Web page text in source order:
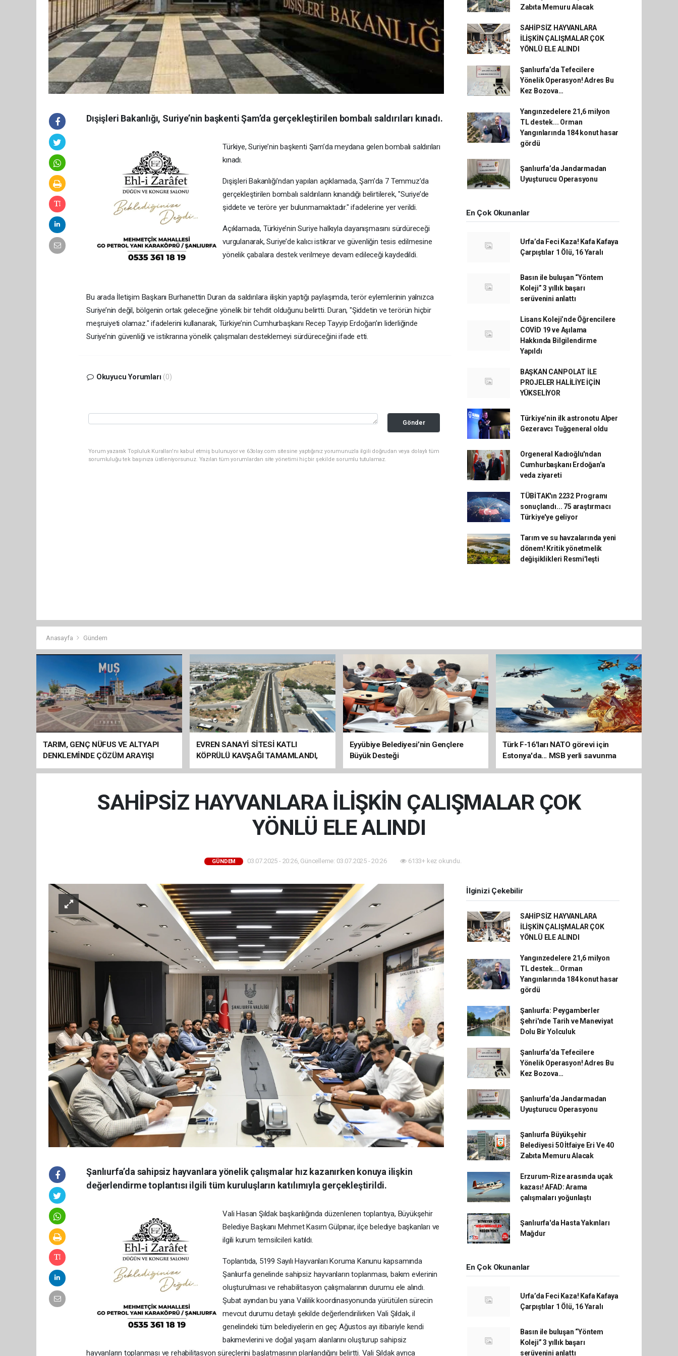
Dışişleri Bakanlığı, Suriye’nin başkenti Şam’da gerçekleştirilen bombalı saldırıları kınadı.
Türkiye, Suriye’nin başkenti Şam’da meydana gelen bombalı saldırıları
kınadı.
Dışişleri Bakanlığı'ndan yapılan açıklamada, Şam’da 7 Temmuz’da
gerçekleştirilen bombalı saldırıların kınandığı belirtilerek, "Suriye’de
şiddete ve teröre yer bulunmamaktadır." ifadelerine yer verildi.
Açıklamada, Türkiye’nin Suriye halkıyla dayanışmasını sürdüreceği
vurgulanarak, Suriye’de kalıcı istikrar ve güvenliğin tesis edilmesine
yönelik çabalara destek verilmeye devam edileceği kaydedildi.
Bu arada İletişim Başkanı Burhanettin Duran da saldırılara ilişkin yaptığı paylaşımda, terör eylemlerinin yalnızca
Suriye’nin değil, bölgenin ortak geleceğine yönelik bir tehdit olduğunu belirtti. Duran, "Şiddetin ve terörün hiçbir
meşruiyeti olamaz." ifadelerini kullanarak, Türkiye’nin Cumhurbaşkanı Recep Tayyip Erdoğan’ın liderliğinde
Suriye’nin güvenliği ve istikrarına yönelik çalışmaları desteklemeyi sürdüreceğini ifade etti.
Okuyucu Yorumları (0)
Gönder
Yorum yazarak Topluluk Kuralları’nı kabul etmiş bulunuyor ve 63olay.com sitesine yaptığınız yorumunuzla ilgili doğrudan veya dolaylı tüm
sorumluluğu tek başınıza üstleniyorsunuz. Yazılan tüm yorumlardan site yönetimi hiçbir şekilde sorumlu tutulamaz.
Zabıta Memuru Alacak
SAHİPSİZ HAYVANLARA
İLİŞKİN ÇALIŞMALAR ÇOK
YÖNLÜ ELE ALINDI
Şanlıurfa’da Tefecilere
Yönelik Operasyon! Adres Bu
Kez Bozova…
Yangınzedelere 21,6 milyon
TL destek... Orman
Yangınlarında 184 konut hasar
gördü
Şanlıurfa’da Jandarmadan
Uyuşturucu Operasyonu
En Çok Okunanlar
Urfa’da Feci Kaza! Kafa Kafaya
Çarpıştılar 1 Ölü, 16 Yaralı
Basın ile buluşan “Yöntem
Koleji” 3 yıllık başarı
serüvenini anlattı
Lisans Koleji’nde Öğrencilere
COVİD 19 ve Aşılama
Hakkında Bilgilendirme
Yapıldı
BAŞKAN CANPOLAT İLE
PROJELER HALİLİYE İÇİN
YÜKSELİYOR
Türkiye’nin ilk astronotu Alper
Gezeravcı Tuğgeneral oldu
Orgeneral Kadıoğlu'ndan
Cumhurbaşkanı Erdoğan'a
veda ziyareti
TÜBİTAK'ın 2232 Programı
sonuçlandı... 75 araştırmacı
Türkiye'ye geliyor
Tarım ve su havzalarında yeni
dönem! Kritik yönetmelik
değişiklikleri Resmi'leşti
Anasayfa Gündem
TARIM, GENÇ NÜFUS VE ALTYAPI
DENKLEMİNDE ÇÖZÜM ARAYIŞI
EVREN SANAYİ SİTESİ KATLI
KÖPRÜLÜ KAVŞAĞI TAMAMLANDI,
ARAÇ GEÇİŞLERİ BAŞLADI
Eyyübiye Belediyesi’nin Gençlere
Büyük Desteği
Türk F-16'ları NATO görevi için
Estonya'da... MSB yerli savunma
sistemleriyle güçleniyor
SAHİPSİZ HAYVANLARA İLİŞKİN ÇALIŞMALAR ÇOK
YÖNLÜ ELE ALINDI
GÜNDEM 03.07.2025 - 20:26, Güncelleme: 03.07.2025 - 20:26 6133+ kez okundu.
Şanlıurfa’da sahipsiz hayvanlara yönelik çalışmalar hız kazanırken konuya ilişkin
değerlendirme toplantısı ilgili tüm kuruluşların katılımıyla gerçekleştirildi.
Vali Hasan Şıldak başkanlığında düzenlenen toplantıya, Büyükşehir
Belediye Başkanı Mehmet Kasım Gülpınar, ilçe belediye başkanları ve
ilgili kurum temsilcileri katıldı.
Toplantıda, 5199 Sayılı Hayvanları Koruma Kanunu kapsamında
Şanlıurfa genelinde sahipsiz hayvanların toplanması, bakım evlerinin
oluşturulması ve rehabilitasyon çalışmalarının durumu ele alındı.
Şubat ayından bu yana Valilik koordinasyonunda yürütülen sürecin
mevcut durumu detaylı şekilde değerlendirilirken Vali Şıldak, il
genelindeki tüm belediyelerin en geç Ağustos ayı itibariyle kendi
bakımevlerini ve doğal yaşam alanlarını oluşturup sahipsiz
hayvanların toplanması ve rehabilitasyon süreçlerini başlatmasının planlandığını belirtti. Vali Şıldak ayrıca
İlginizi Çekebilir
SAHİPSİZ HAYVANLARA
İLİŞKİN ÇALIŞMALAR ÇOK
YÖNLÜ ELE ALINDI
Yangınzedelere 21,6 milyon
TL destek... Orman
Yangınlarında 184 konut hasar
gördü
Şanlıurfa: Peygamberler
Şehri'nde Tarih ve Maneviyat
Dolu Bir Yolculuk
Şanlıurfa’da Tefecilere
Yönelik Operasyon! Adres Bu
Kez Bozova…
Şanlıurfa’da Jandarmadan
Uyuşturucu Operasyonu
Şanlıurfa Büyükşehir
Belediyesi 50 İtfaiye Eri Ve 40
Zabıta Memuru Alacak
Erzurum-Rize arasında uçak
kazası! AFAD: Arama
çalışmaları yoğunlaştı
Şanlıurfa'da Hasta Yakınları
Mağdur
En Çok Okunanlar
Urfa’da Feci Kaza! Kafa Kafaya
Çarpıştılar 1 Ölü, 16 Yaralı
Basın ile buluşan “Yöntem
Koleji” 3 yıllık başarı
serüvenini anlattı